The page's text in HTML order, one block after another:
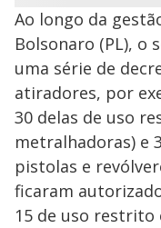
Ao longo da
Bolsonaro (PL), o
uma série de
atiradores, por
30 delas de uso
metralhadoras) e
pistolas e
ficaram
15 de uso restrito